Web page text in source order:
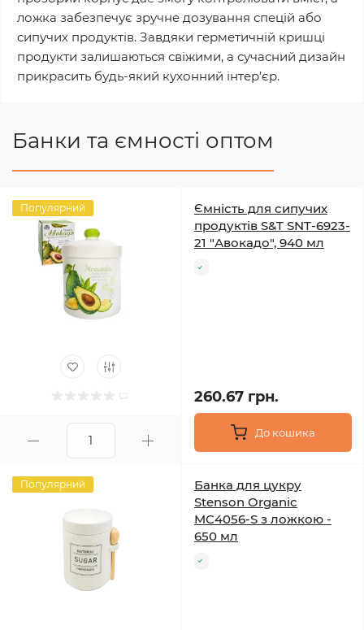
ложка забезпечує зручне дозування спецій або
сипучих продуктів. Завдяки герметичній кришці
продукти залишаються свіжими, а сучасний дизайн
прикрасить будь-який кухонний інтер’єр.
Банки та ємності оптом
Популярний
Ємність для сипучих
продуктів S&T SNT-6923-
21 "Авокадо", 940 мл
260.67 грн.
До кошика
Популярний
Банка для цукру
Stenson Organic
MC4056-S з ложкою -
650 мл